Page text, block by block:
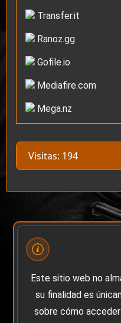
Transfer.it
Ranoz.gg
Gofile.io
Mediafire.com
Mega.nz
Visitas: 194
Este sitio web no
su finalidad es
sobre cómo